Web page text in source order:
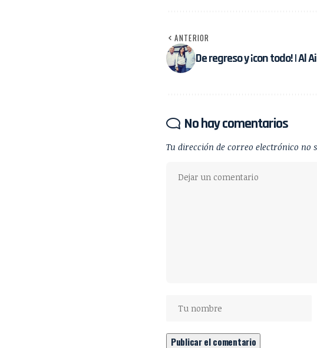
ANTERIOR
De regreso y ¡con todo! | Al
No hay comentarios
Tu dirección de correo electrónico no